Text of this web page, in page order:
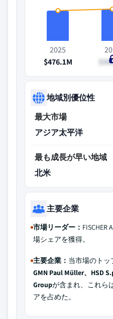
2025
$476.1M
地域別優位性
最大市場
アジア太平洋
最も成長が早い地域
北米
主要企業
市場リーダー： FISCHER
場シェアを獲得。
主要企業： 当市場のトッ
GMN Paul Müller、HSD
Groupが含まれ、これら
アを占めた。